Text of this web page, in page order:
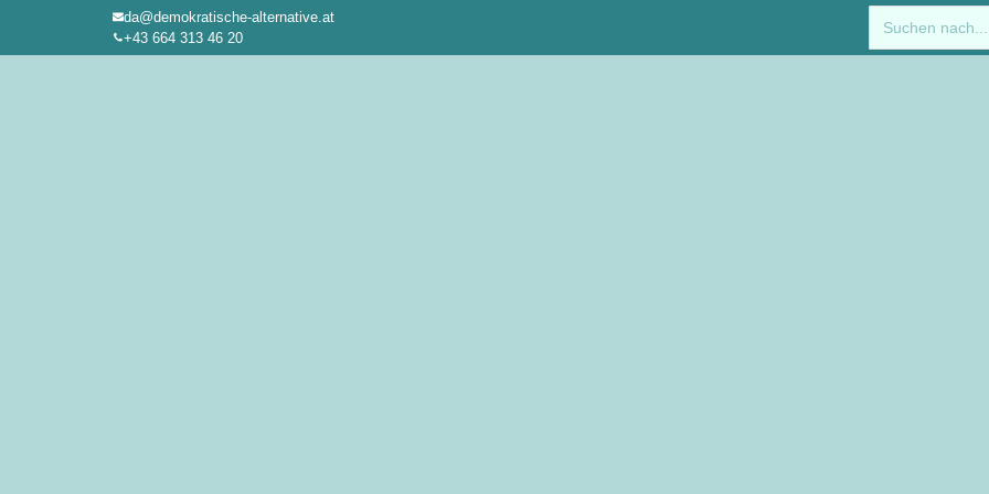
da@demokratische-alternative.at
+43 664 313 46 20